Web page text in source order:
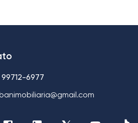
99712-6977